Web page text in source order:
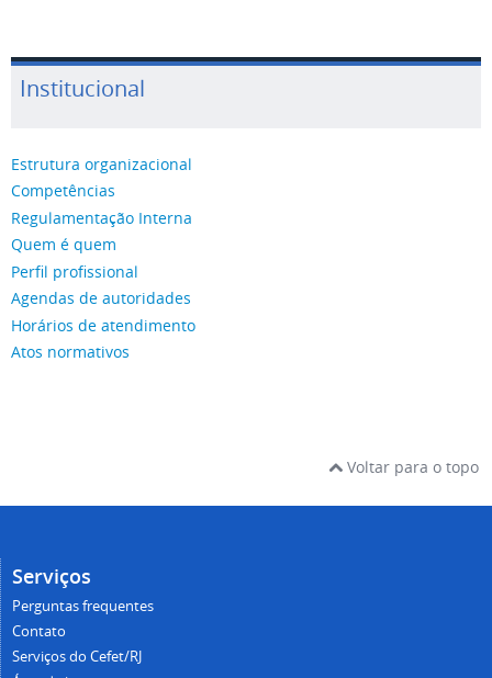
Institucional
Estrutura organizacional
Competências
Regulamentação Interna
Quem é quem
Perfil profissional
Agendas de autoridades
Horários de atendimento
Atos normativos
Voltar para o topo
Serviços
Perguntas frequentes
Contato
Serviços do Cefet/RJ